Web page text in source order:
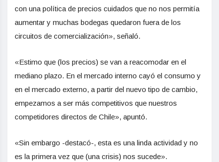
con una política de precios cuidados que no nos permitía
aumentar y muchas bodegas quedaron fuera de los
circuitos de comercialización», señaló.
«Estimo que (los precios) se van a reacomodar en el
mediano plazo. En el mercado interno cayó el consumo y
en el mercado externo, a partir del nuevo tipo de cambio,
empezamos a ser más competitivos que nuestros
competidores directos de Chile», apuntó.
«Sin embargo -destacó-, esta es una linda actividad y no
es la primera vez que (una crisis) nos sucede».